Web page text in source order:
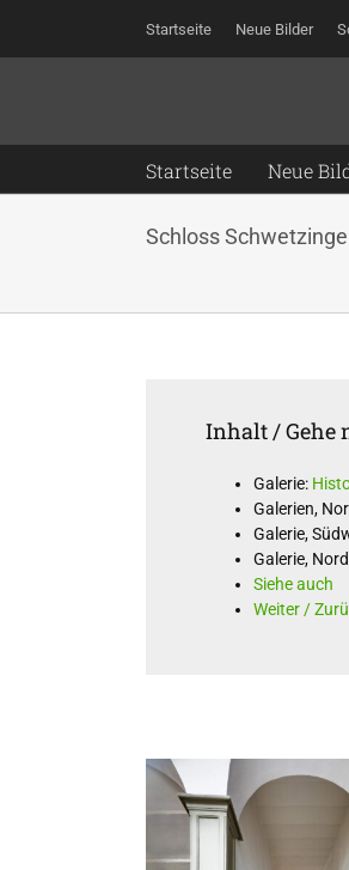
springen
Startseite Neue Bilder
Startseite Neue
Schloss
Inhalt / Gehe
Galerie:
Galerien,
Galerie,
Galerie,
Siehe auch
Weiter /